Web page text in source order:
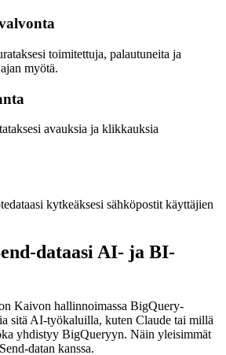
toimitettuja, palautuneita ja
myötä.
avauksia ja klikkauksia
kytkeäksesi sähköpostit käyttäjien
dataasi AI- ja BI-
Kaivon hallinnoimassa BigQuery-
sitä AI-työkaluilla, kuten Claude tai millä
yhdistyy BigQueryyn. Näin yleisimmät
datan kanssa.